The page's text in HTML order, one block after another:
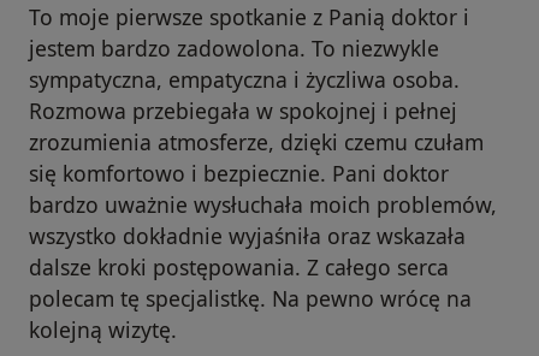
To moje pierwsze spotkanie z Panią doktor i
jestem bardzo zadowolona. To niezwykle
sympatyczna, empatyczna i życzliwa osoba.
Rozmowa przebiegała w spokojnej i pełnej
zrozumienia atmosferze, dzięki czemu czułam
się komfortowo i bezpiecznie. Pani doktor
bardzo uważnie wysłuchała moich problemów,
wszystko dokładnie wyjaśniła oraz wskazała
dalsze kroki postępowania. Z całego serca
polecam tę specjalistkę. Na pewno wrócę na
kolejną wizytę.